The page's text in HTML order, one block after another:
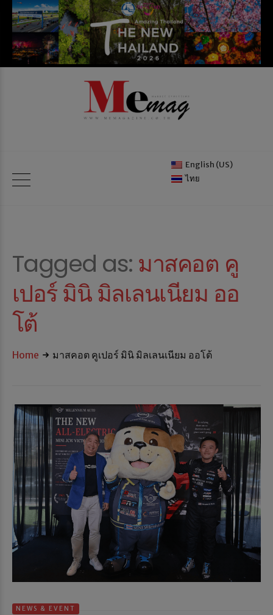
English (US)
ไทย
Tagged as: มาสคอต คู
เปอร์ มินิ มิลเลนเนียม ออ
โต้
Home มาสคอต คูเปอร์ มินิ มิลเลนเนียม ออโต้
NEWS & EVENT